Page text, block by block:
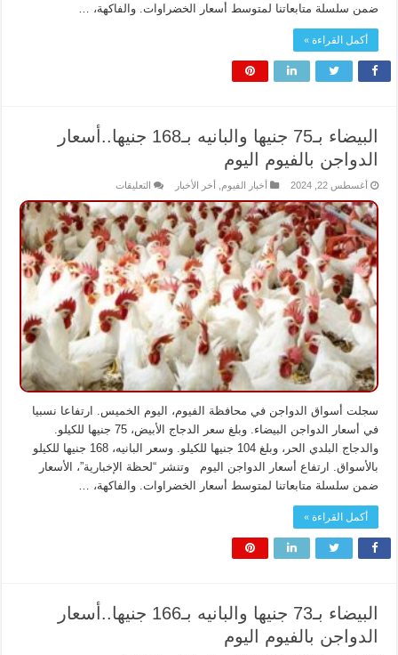
ضمن سلسلة متابعاتنا لمتوسط أسعار الخضراوات. والفاكهة، …
أكمل القراءة »
البيضاء بـ75 جنيها والبانيه بـ168 جنيها..أسعار
الدواجن بالفيوم اليوم
أغسطس 22, 2024 أخبار الفيوم أخر الأخبار التعليقاتعلى
بـ75
جنيها
والبانيه
بـ168
جنيها..أسعار
الدواجن
بالفيوم
اليوم
مغلقة
سجلت أسواق الدواجن في محافظة الفيوم، اليوم الخميس. ارتفاعا نسبيا
في أسعار الدواجن البيضاء. وبلغ سعر الدجاج الأبيض، 75 جنيها للكيلو.
والدجاج البلدي الحر، وبلغ 104 جنيها للكيلو. وسعر البانيه، 168 جنيها للكيلو
بالأسواق. ارتفاع أسعار الدواجن اليوم وتنشر “لحظة الإخبارية”، الأسعار
ضمن سلسلة متابعاتنا لمتوسط أسعار الخضراوات. والفاكهة، …
أكمل القراءة »
البيضاء بـ73 جنيها والبانيه بـ166 جنيها..أسعار
الدواجن بالفيوم اليوم